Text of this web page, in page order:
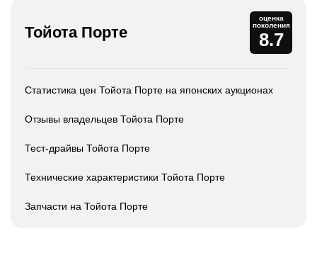
Тойота Порте
оценка
поколения
8.7
Статистика цен Тойота Порте на японских аукционах
Отзывы владельцев Тойота Порте
Тест-драйвы Тойота Порте
Технические характеристики Тойота Порте
Запчасти на Тойота Порте